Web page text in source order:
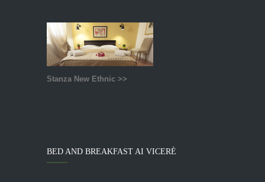
Stanza New Ethnic >>
BED AND BREAKFAST AI VICERÈ